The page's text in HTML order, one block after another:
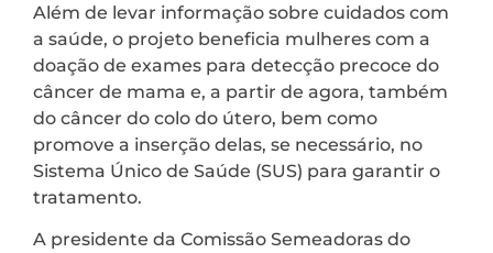
Além de levar informação sobre cuidados com
a saúde, o projeto beneficia mulheres com a
doação de exames para detecção precoce do
câncer de mama e, a partir de agora, também
do câncer do colo do útero, bem como
promove a inserção delas, se necessário, no
Sistema Único de Saúde (SUS) para garantir o
tratamento.
A presidente da Comissão Semeadoras do